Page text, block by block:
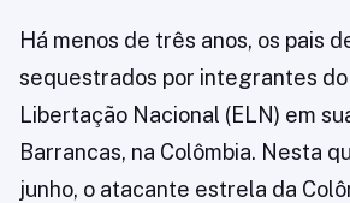
Há menos de três anos, os pais
sequestrados por integrantes
Libertação Nacional (ELN) em
Barrancas, na Colômbia. Nesta
junho, o atacante estrela da